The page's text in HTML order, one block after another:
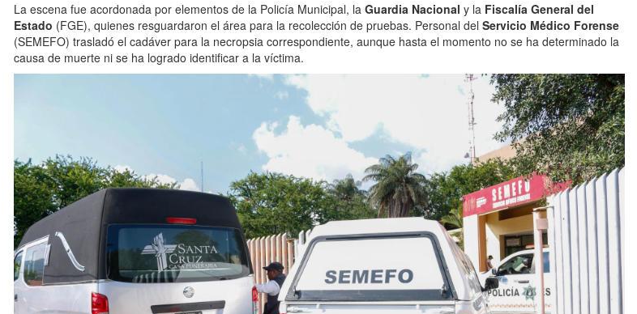
La escena fue acordonada por elementos de la Policía Municipal, la Guardia Nacional y la Fiscalía General del
Estado (FGE), quienes resguardaron el área para la recolección de pruebas. Personal del Servicio Médico Forense
(SEMEFO) trasladó el cadáver para la necropsia correspondiente, aunque hasta el momento no se ha determinado la
causa de muerte ni se ha logrado identificar a la víctima.